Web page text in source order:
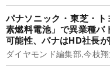
パナソニック・東芝・
素燃料電池」で異業種バ
可能性、パナはHD社長
ダイヤモンド編集部,今枝